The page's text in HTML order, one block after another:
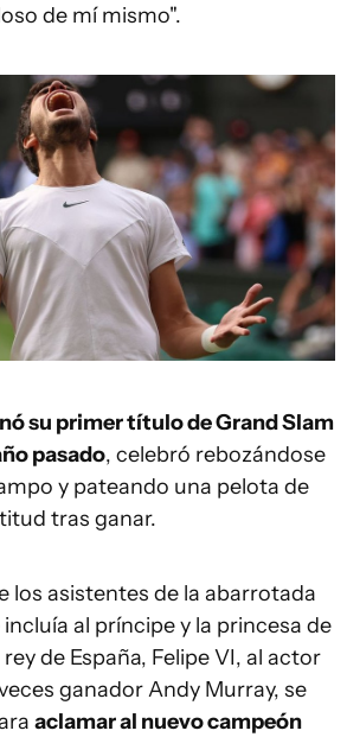
de mí mismo".
su primer título de Grand Slam
pasado, celebró rebozándose
y pateando una pelota de
tras ganar.
los asistentes de la abarrotada
al príncipe y la princesa de
de España, Felipe VI, al actor
ganador Andy Murray, se
aclamar al nuevo campeón